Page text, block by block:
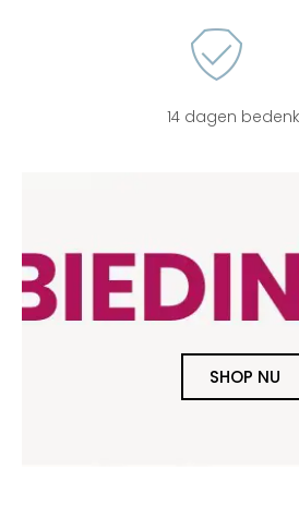
14 dagen
SHOP NU